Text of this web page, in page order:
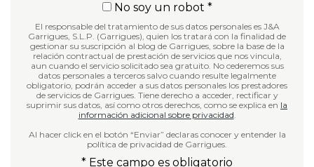
No soy un robot *
El responsable del tratamiento de sus datos personales es J&A
Garrigues, S.L.P. (Garrigues), quien los tratará con la finalidad de
gestionar su suscripción al blog de Garrigues, sobre la base de la
relación contractual de prestación de servicios que nos vincula,
aun cuando el servicio solicitado sea gratuito. No cederemos sus
datos personales a terceros salvo cuando resulte legalmente
obligatorio, podrán acceder a sus datos personales los prestadores
de servicios de Garrigues. Tiene derecho a acceder, rectificar y
suprimir sus datos, así como otros derechos, como se explica en la
información adicional sobre privacidad.
Al hacer click en el botón “Enviar” declaras conocer y entender la
política de privacidad de Garrigues.
* Este campo es obligatorio